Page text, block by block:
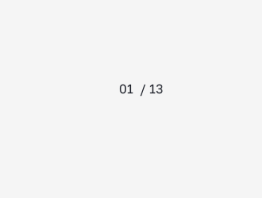
01 / 13